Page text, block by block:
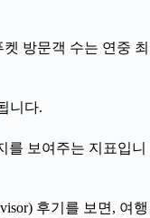
방문객 수는 연중 최
니다.
를 보여주는 지표입니
후기를 보면, 여행